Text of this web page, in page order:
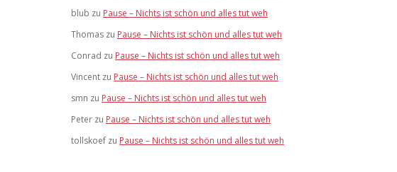
blub zu Pause – Nichts ist schön und alles tut weh
Thomas zu Pause – Nichts ist schön und alles tut weh
Conrad zu Pause – Nichts ist schön und alles tut weh
Vincent zu Pause – Nichts ist schön und alles tut weh
smn zu Pause – Nichts ist schön und alles tut weh
Peter zu Pause – Nichts ist schön und alles tut weh
tollskoef zu Pause – Nichts ist schön und alles tut weh